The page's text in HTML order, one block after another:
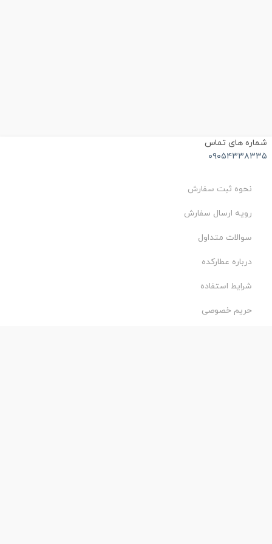
های تماس
نحوه ثبت سفارش
رویه ارسال سفارش
سوالات متداول
درباره عطارکده
شرایط استفاده
حریم خصوصی